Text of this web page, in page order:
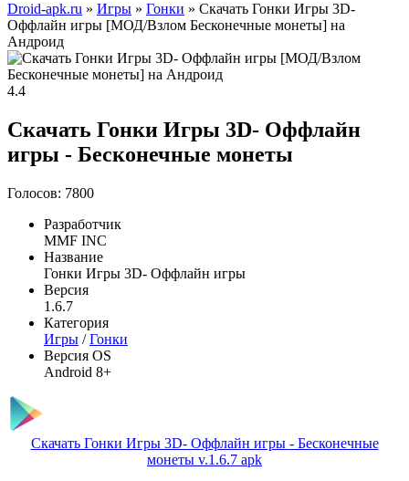
Droid-apk.ru » Игры » Гонки » Скачать Гонки Игры 3D-
Оффлайн игры [МОД/Взлом Бесконечные монеты] на
Андроид
4.4
Скачать Гонки Игры 3D- Оффлайн
игры - Бесконечные монеты
Голосов: 7800
Разработчик
MMF INC
Название
Гонки Игры 3D- Оффлайн игры
Версия
1.6.7
Категория
Игры /Гонки
Версия OS
Android 8+
Скачать Гонки Игры 3D- Оффлайн игры - Бесконечные
монеты v.1.6.7 apk